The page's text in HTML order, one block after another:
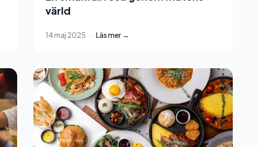
värld
14 maj 2025 · Läs mer →